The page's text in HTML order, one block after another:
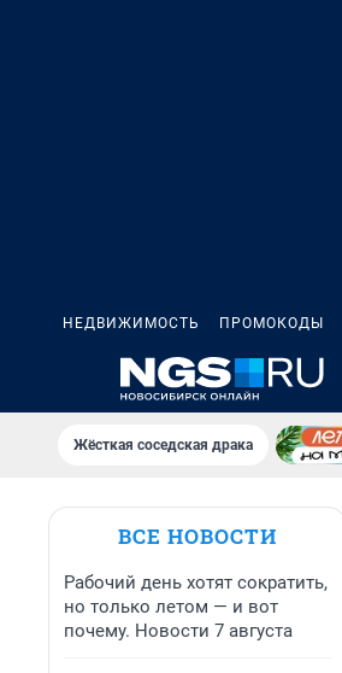
НЕДВИЖИМОСТЬ ПРОМОКОДЫ
Жёсткая соседская драка
ВСЕ НОВОСТИ
Рабочий день хотят сократить,
но только летом — и вот
почему. Новости 7 августа